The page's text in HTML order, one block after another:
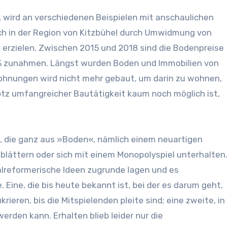
an verschiedenen Beispielen mit anschaulichen
der Region von Kitzbühel durch Umwidmung von
Zwischen 2015 und 2018 sind die Bodenpreise
Längst wurden Boden und Immobilien von
wird nicht mehr gebaut, um darin zu wohnen,
umfangreicher Bautätigkeit kaum noch möglich ist,
ganz aus »Boden«, nämlich einem neuartigen
oder sich mit einem Monopolyspiel unterhalten.
Ideen zugrunde lagen und es
die bis heute bekannt ist, bei der es darum geht,
bis die Mitspielenden pleite sind; eine zweite, in
kann. Erhalten blieb leider nur die